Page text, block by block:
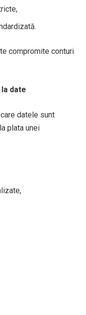
compromite conturi
date
datele sunt
plata unei